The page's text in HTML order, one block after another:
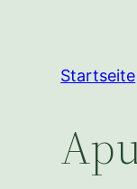
Startseite